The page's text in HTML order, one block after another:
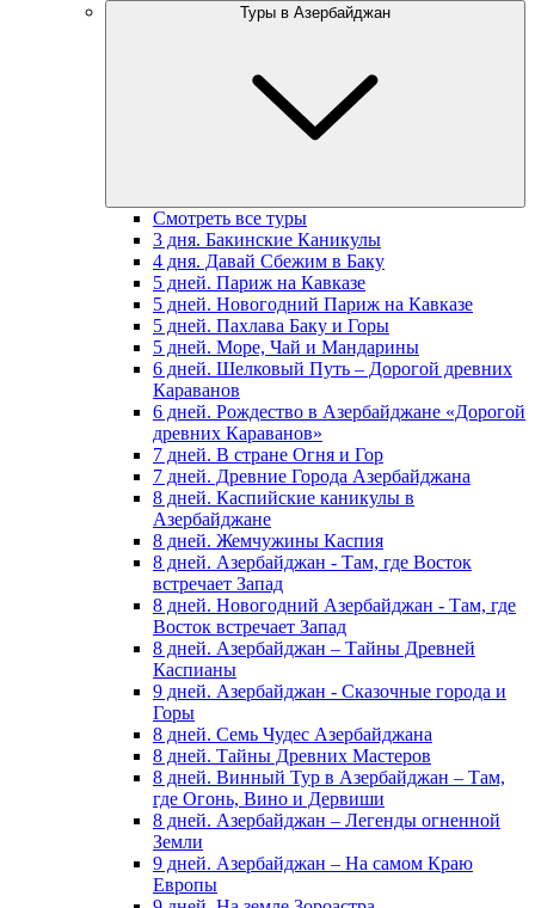
Туры в Азербайджан
Смотреть все туры
3 дня. Бакинские Каникулы
4 дня. Давай Сбежим в Баку
5 дней. Париж на Кавказе
5 дней. Новогодний Париж на Кавказе
5 дней. Пахлава Баку и Горы
5 дней. Море, Чай и Мандарины
6 дней. Шелковый Путь – Дорогой древних
Караванов
6 дней. Рождество в Азербайджане «Дорогой
древних Караванов»
7 дней. В стране Огня и Гор
7 дней. Древние Города Азербайджана
8 дней. Каспийские каникулы в
Азербайджане
8 дней. Жемчужины Каспия
8 дней. Азербайджан - Там, где Восток
встречает Запад
8 дней. Новогодний Азербайджан - Там, где
Восток встречает Запад
8 дней. Азербайджан – Тайны Древней
Каспианы
9 дней. Азербайджан - Сказочные города и
Горы
8 дней. Семь Чудес Азербайджана
8 дней. Тайны Древних Мастеров
8 дней. Винный Тур в Азербайджан – Там,
где Огонь, Вино и Дервиши
8 дней. Азербайджан – Легенды огненной
Земли
9 дней. Азербайджан – На самом Краю
Европы